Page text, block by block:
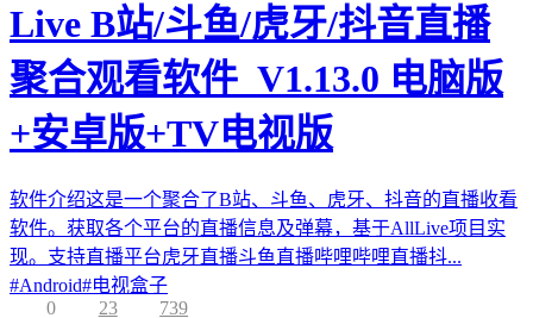
Live B站/斗鱼/虎牙/抖音直播
聚合观看软件_V1.13.0 电脑版
+安卓版+TV电视版
软件介绍这是一个聚合了B站、斗鱼、虎牙、抖音的直播收看
软件。获取各个平台的直播信息及弹幕，基于AllLive项目实
现。支持直播平台虎牙直播斗鱼直播哔哩哔哩直播抖...
#Android#电视盒子
0
23 739